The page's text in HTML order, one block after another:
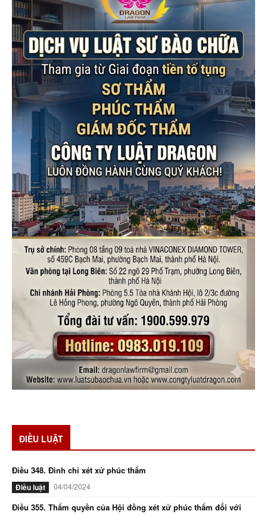
ĐIỀU LUẬT
Điều 348. Đình chỉ xét xử phúc thẩm
Điều luật 04/04/2024
Điều 355. Thẩm quyền của Hội đồng xét xử phúc thẩm đối với